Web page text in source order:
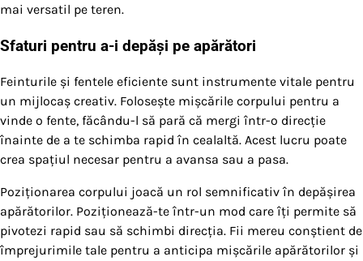
mai versatil pe teren.
Sfaturi pentru a-i depăși pe apărători
Feinturile și fentele eficiente sunt instrumente vitale pentru
un mijlocaș creativ. Folosește mișcările corpului pentru a
vinde o fente, făcându-l să pară că mergi într-o direcție
înainte de a te schimba rapid în cealaltă. Acest lucru poate
crea spațiul necesar pentru a avansa sau a pasa.
Poziționarea corpului joacă un rol semnificativ în depășirea
apărătorilor. Poziționează-te într-un mod care îți permite să
pivotezi rapid sau să schimbi direcția. Fii mereu conștient de
împrejurimile tale pentru a anticipa mișcările apărătorilor și